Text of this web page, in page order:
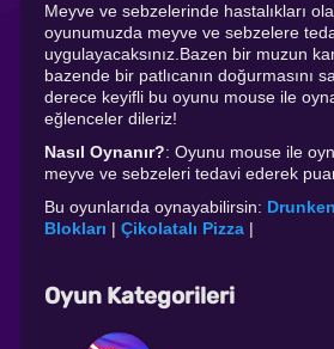
Meyve ve sebzelerinde hastalıkları
oyunumuzda meyve ve sebzelere
uygulayacaksınız.Bazen bir muzun
bazende bir patlıcanın doğurmasını
derece keyifli bu oyunu mouse ile
eğlenceler dileriz!
Nasıl Oynanır?: Oyunu mouse ile
meyve ve sebzeleri tedavi ederek
Bu oyunlarıda oynayabilirsin:
Blokları | Çikolatalı Pizza |
Oyun Kategorileri